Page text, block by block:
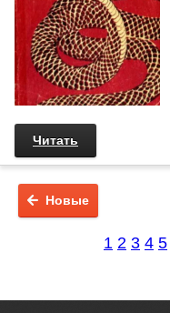
Читать
Новые
1 2 3 4 5